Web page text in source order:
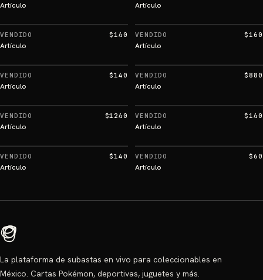
Artículo Artículo
VENDIDO $140
Artículo
VENDIDO $160
Artículo
VENDIDO $140
Artículo
VENDIDO $880
Artículo
VENDIDO $1240
Artículo
VENDIDO $140
Artículo
VENDIDO $140
Artículo
VENDIDO $60
Artículo
La plataforma de subastas en vivo para coleccionables en
México. Cartas Pokémon, deportivas, juguetes y más.